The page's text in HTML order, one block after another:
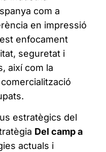
com a
en impressió
enfocament
seguretat i
així com la
estratègics del
Del camp a
actuals i